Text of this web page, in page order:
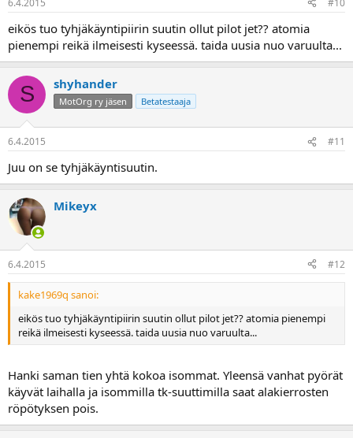
eikös tuo tyhjäkäyntipiirin suutin ollut pilot jet?? atomia
pienempi reikä ilmeisesti kyseessä. taida uusia nuo varuulta...
S shyhander
MotOrg ry jäsen Betatestaaja
6.4.2015 #11
Juu on se tyhjäkäyntisuutin.
Mikeyx
6.4.2015 #12
kake1969q sanoi:
eikös tuo tyhjäkäyntipiirin suutin ollut pilot jet?? atomia pienempi
reikä ilmeisesti kyseessä. taida uusia nuo varuulta...
Hanki saman tien yhtä kokoa isommat. Yleensä vanhat pyörät
käyvät laihalla ja isommilla tk-suuttimilla saat alakierrosten
röpötyksen pois.